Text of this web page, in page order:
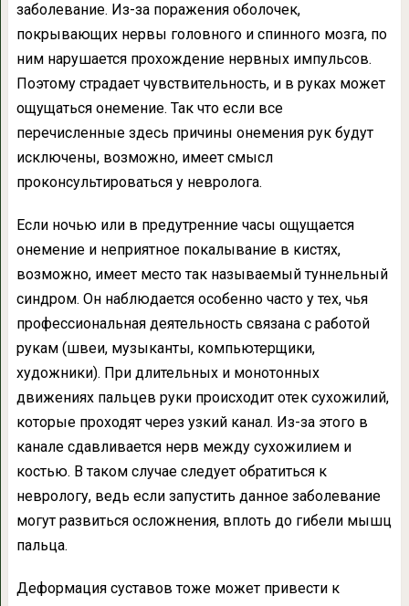
заболевание. Из-за поражения оболочек,
покрывающих нервы головного и спинного мозга, по
ним нарушается прохождение нервных импульсов.
Поэтому страдает чувствительность, и в руках может
ощущаться онемение. Так что если все
перечисленные здесь причины онемения рук будут
исключены, возможно, имеет смысл
проконсультироваться у невролога.
Если ночью или в предутренние часы ощущается
онемение и неприятное покалывание в кистях,
возможно, имеет место так называемый туннельный
синдром. Он наблюдается особенно часто у тех, чья
профессиональная деятельность связана с работой
рукам (швеи, музыканты, компьютерщики,
художники). При длительных и монотонных
движениях пальцев руки происходит отек сухожилий,
которые проходят через узкий канал. Из-за этого в
канале сдавливается нерв между сухожилием и
костью. В таком случае следует обратиться к
неврологу, ведь если запустить данное заболевание
могут развиться осложнения, вплоть до гибели мышц
пальца.
Деформация суставов тоже может привести к